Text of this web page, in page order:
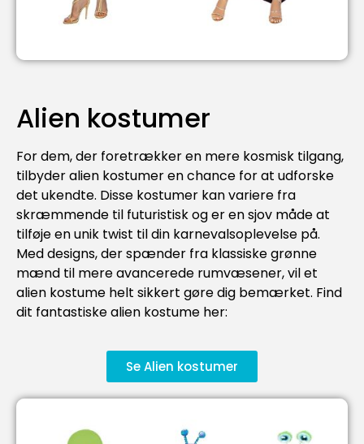
Alien kostumer
For dem, der foretrækker en mere kosmisk tilgang,
tilbyder alien kostumer en chance for at udforske
det ukendte. Disse kostumer kan variere fra
skræmmende til futuristisk og er en sjov måde at
tilføje en unik twist til din karnevalsoplevelse på.
Med designs, der spænder fra klassiske grønne
mænd til mere avancerede rumvæsener, vil et
alien kostume helt sikkert gøre dig bemærket. Find
dit fantastiske alien kostume her:
Se Alien kostumer